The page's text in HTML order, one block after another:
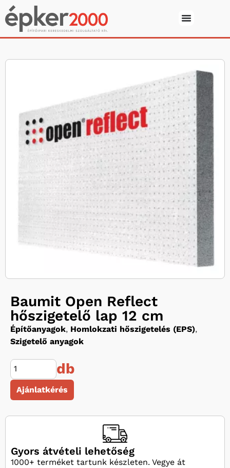
Baumit Open Reflect
hőszigetelő lap 12 cm
Építőanyagok, Homlokzati hőszigetelés (EPS),
Szigetelő anyagok
db
Ajánlatkérés
Gyors átvételi lehetőség
1000+ terméket tartunk készleten. Vegye át